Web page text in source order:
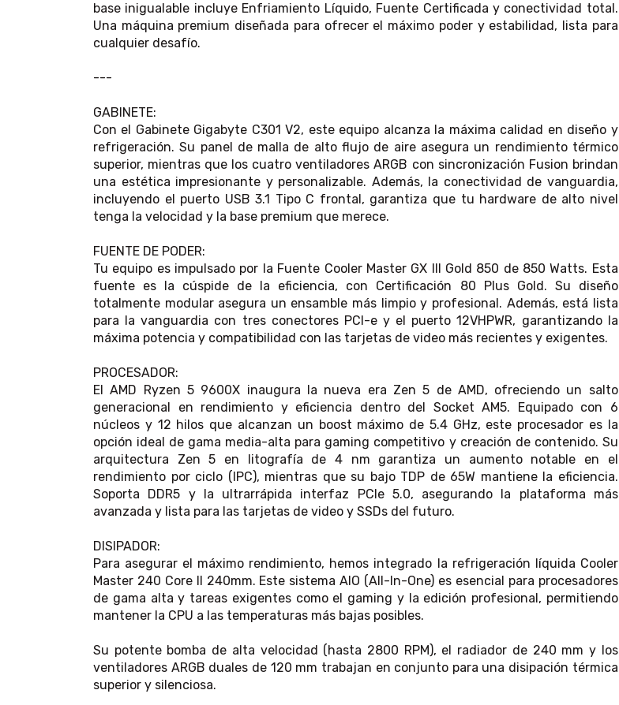
base inigualable incluye Enfriamiento Líquido, Fuente Certificada y conectividad total.
Una máquina premium diseñada para ofrecer el máximo poder y estabilidad, lista para
cualquier desafío.
---
GABINETE:
Con el Gabinete Gigabyte C301 V2, este equipo alcanza la máxima calidad en diseño y
refrigeración. Su panel de malla de alto flujo de aire asegura un rendimiento térmico
superior, mientras que los cuatro ventiladores ARGB con sincronización Fusion brindan
una estética impresionante y personalizable. Además, la conectividad de vanguardia,
incluyendo el puerto USB 3.1 Tipo C frontal, garantiza que tu hardware de alto nivel
tenga la velocidad y la base premium que merece.
FUENTE DE PODER:
Tu equipo es impulsado por la Fuente Cooler Master GX III Gold 850 de 850 Watts. Esta
fuente es la cúspide de la eficiencia, con Certificación 80 Plus Gold. Su diseño
totalmente modular asegura un ensamble más limpio y profesional. Además, está lista
para la vanguardia con tres conectores PCI-e y el puerto 12VHPWR, garantizando la
máxima potencia y compatibilidad con las tarjetas de video más recientes y exigentes.
PROCESADOR:
El AMD Ryzen 5 9600X inaugura la nueva era Zen 5 de AMD, ofreciendo un salto
generacional en rendimiento y eficiencia dentro del Socket AM5. Equipado con 6
núcleos y 12 hilos que alcanzan un boost máximo de 5.4 GHz, este procesador es la
opción ideal de gama media-alta para gaming competitivo y creación de contenido. Su
arquitectura Zen 5 en litografía de 4 nm garantiza un aumento notable en el
rendimiento por ciclo (IPC), mientras que su bajo TDP de 65W mantiene la eficiencia.
Soporta DDR5 y la ultrarrápida interfaz PCIe 5.0, asegurando la plataforma más
avanzada y lista para las tarjetas de video y SSDs del futuro.
DISIPADOR:
Para asegurar el máximo rendimiento, hemos integrado la refrigeración líquida Cooler
Master 240 Core II 240mm. Este sistema AIO (All-In-One) es esencial para procesadores
de gama alta y tareas exigentes como el gaming y la edición profesional, permitiendo
mantener la CPU a las temperaturas más bajas posibles.
Su potente bomba de alta velocidad (hasta 2800 RPM), el radiador de 240 mm y los
ventiladores ARGB duales de 120 mm trabajan en conjunto para una disipación térmica
superior y silenciosa.